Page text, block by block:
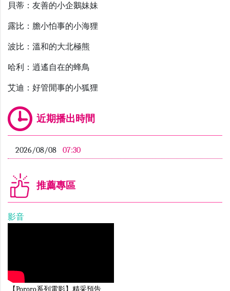
貝蒂 ： 友善的小企鵝妹妹
露比 ： 膽小怕事的小海狸
波比 ： 溫和的大北極熊
哈利 ： 逍遙自在的蜂鳥
艾迪 ： 好管閒事的小狐狸
近期播出時間
2026/08/08 07:30
推薦專區
影音
【Pororo系列電影】精采預告